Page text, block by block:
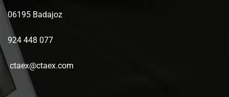
06195 Badajoz
924 448 077
ctaex@ctaex.com